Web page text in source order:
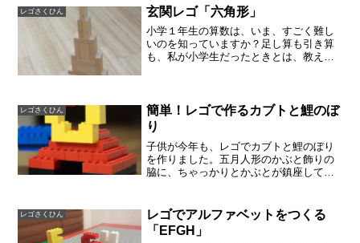
ようなものも、サクサク作ります。レゴ
が好きな子になるといいな...
レゴさくひん 玄関レゴ「六角形」
小学１年生の算数は、いま、すごく難し
いのを知っていますか？足し算も引き算
も、私が小学生だったときとは、教え方
レゴさくひん
簡単！レゴで作るカブトと鯉のぼ
り
子供が今年も、レゴでカブトと鯉のぼり
を作りました。五月人形のかぶと飾りの
脇に、ちゃっかりとかぶとが鎮座してい
クで表現しているらしく、よく見えるよ
うに、ひっくり返したり、...
レゴさくひん
レゴでアルファベットをつくる
「EFGH」